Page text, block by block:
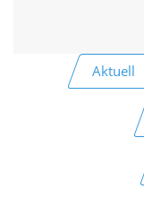
Aktuell